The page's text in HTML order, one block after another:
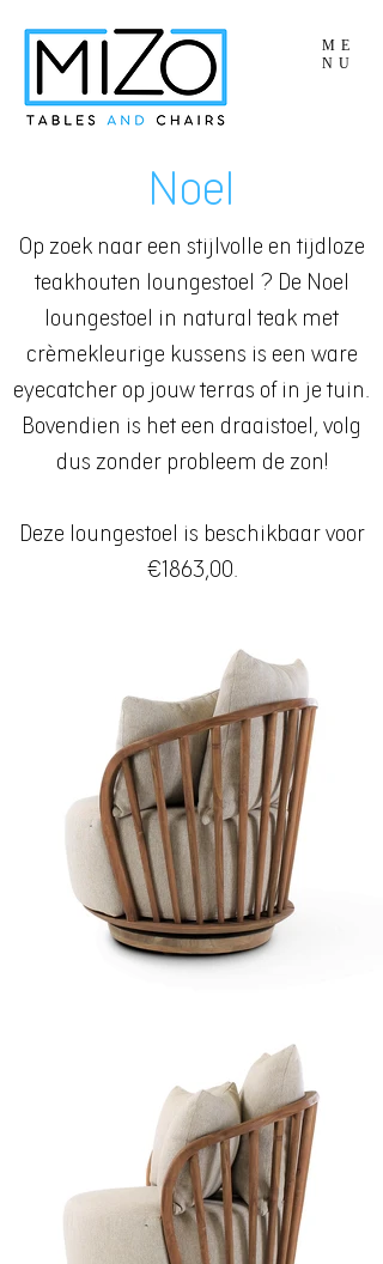
ME
NU
Noel
Op zoek naar een stijlvolle en tijdloze
teakhouten loungestoel ? De Noel
loungestoel in natural teak met
crèmekleurige kussens is een ware
eyecatcher op jouw terras of in je tuin.
Bovendien is het een draaistoel, volg
dus zonder probleem de zon!
Deze loungestoel is beschikbaar voor
€1863,00.